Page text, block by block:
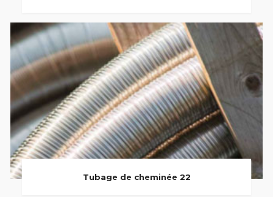
Tubage de cheminée 22